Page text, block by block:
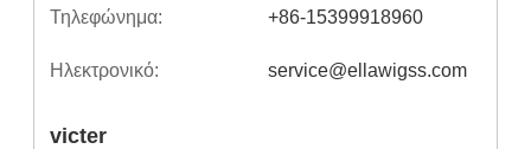
Τηλεφώνημα: +86-15399918960
Ηλεκτρονικό: service@ellawigss.com
victer